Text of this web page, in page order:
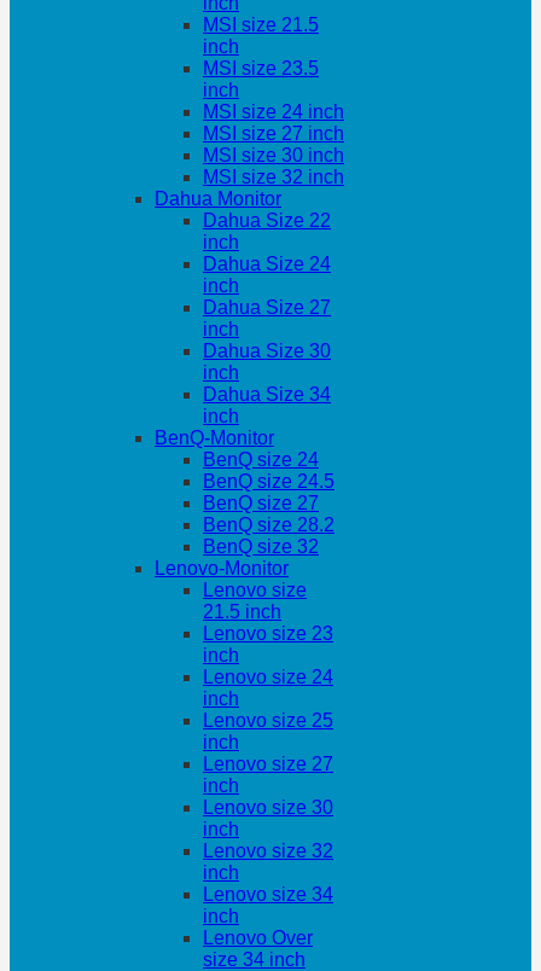
MSI size 21.5
inch
MSI size 23.5
inch
MSI size 24 inch
MSI size 27 inch
MSI size 30 inch
MSI size 32 inch
Dahua Monitor
Dahua Size 22
inch
Dahua Size 24
inch
Dahua Size 27
inch
Dahua Size 30
inch
Dahua Size 34
inch
BenQ-Monitor
BenQ size 24
BenQ size 24.5
BenQ size 27
BenQ size 28.2
BenQ size 32
Lenovo-Monitor
Lenovo size
21.5 inch
Lenovo size 23
inch
Lenovo size 24
inch
Lenovo size 25
inch
Lenovo size 27
inch
Lenovo size 30
inch
Lenovo size 32
inch
Lenovo size 34
inch
Lenovo Over
size 34 inch